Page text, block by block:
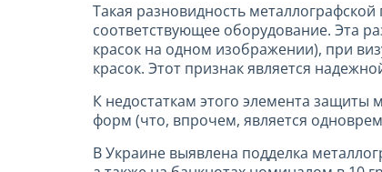
Такая разновидность
соответствующее оборудование. Эта
красок на одном изображении), при
красок. Этот признак является
К недостаткам этого элемента
форм (что, впрочем, является
В Украине выявлена подделка